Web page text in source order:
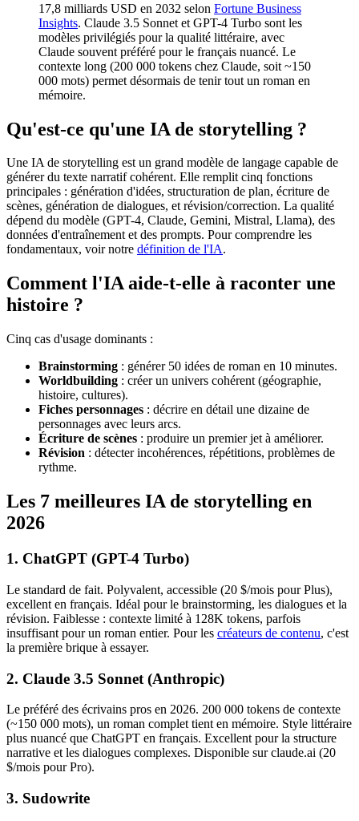
17,8 milliards USD en 2032 selon Fortune Business
Insights. Claude 3.5 Sonnet et GPT-4 Turbo sont les
modèles privilégiés pour la qualité littéraire, avec
Claude souvent préféré pour le français nuancé. Le
contexte long (200 000 tokens chez Claude, soit ~150
000 mots) permet désormais de tenir tout un roman en
mémoire.
Qu'est-ce qu'une IA de storytelling ?
Une IA de storytelling est un grand modèle de langage capable de
générer du texte narratif cohérent. Elle remplit cinq fonctions
principales : génération d'idées, structuration de plan, écriture de
scènes, génération de dialogues, et révision/correction. La qualité
dépend du modèle (GPT-4, Claude, Gemini, Mistral, Llama), des
données d'entraînement et des prompts. Pour comprendre les
fondamentaux, voir notre définition de l'IA.
Comment l'IA aide-t-elle à raconter une
histoire ?
Cinq cas d'usage dominants :
Brainstorming : générer 50 idées de roman en 10 minutes.
Worldbuilding : créer un univers cohérent (géographie,
histoire, cultures).
Fiches personnages : décrire en détail une dizaine de
personnages avec leurs arcs.
Écriture de scènes : produire un premier jet à améliorer.
Révision : détecter incohérences, répétitions, problèmes de
rythme.
Les 7 meilleures IA de storytelling en
2026
1. ChatGPT (GPT-4 Turbo)
Le standard de fait. Polyvalent, accessible (20 $/mois pour Plus),
excellent en français. Idéal pour le brainstorming, les dialogues et la
révision. Faiblesse : contexte limité à 128K tokens, parfois
insuffisant pour un roman entier. Pour les créateurs de contenu, c'est
la première brique à essayer.
2. Claude 3.5 Sonnet (Anthropic)
Le préféré des écrivains pros en 2026. 200 000 tokens de contexte
(~150 000 mots), un roman complet tient en mémoire. Style littéraire
plus nuancé que ChatGPT en français. Excellent pour la structure
narrative et les dialogues complexes. Disponible sur claude.ai (20
$/mois pour Pro).
3. Sudowrite